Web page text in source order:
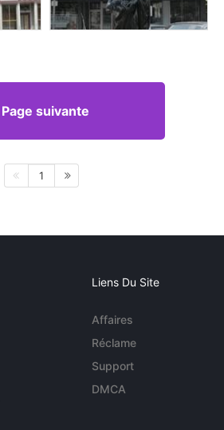
Page suivante
1
Liens Du Site
Affaires
Réclame
Support
DMCA